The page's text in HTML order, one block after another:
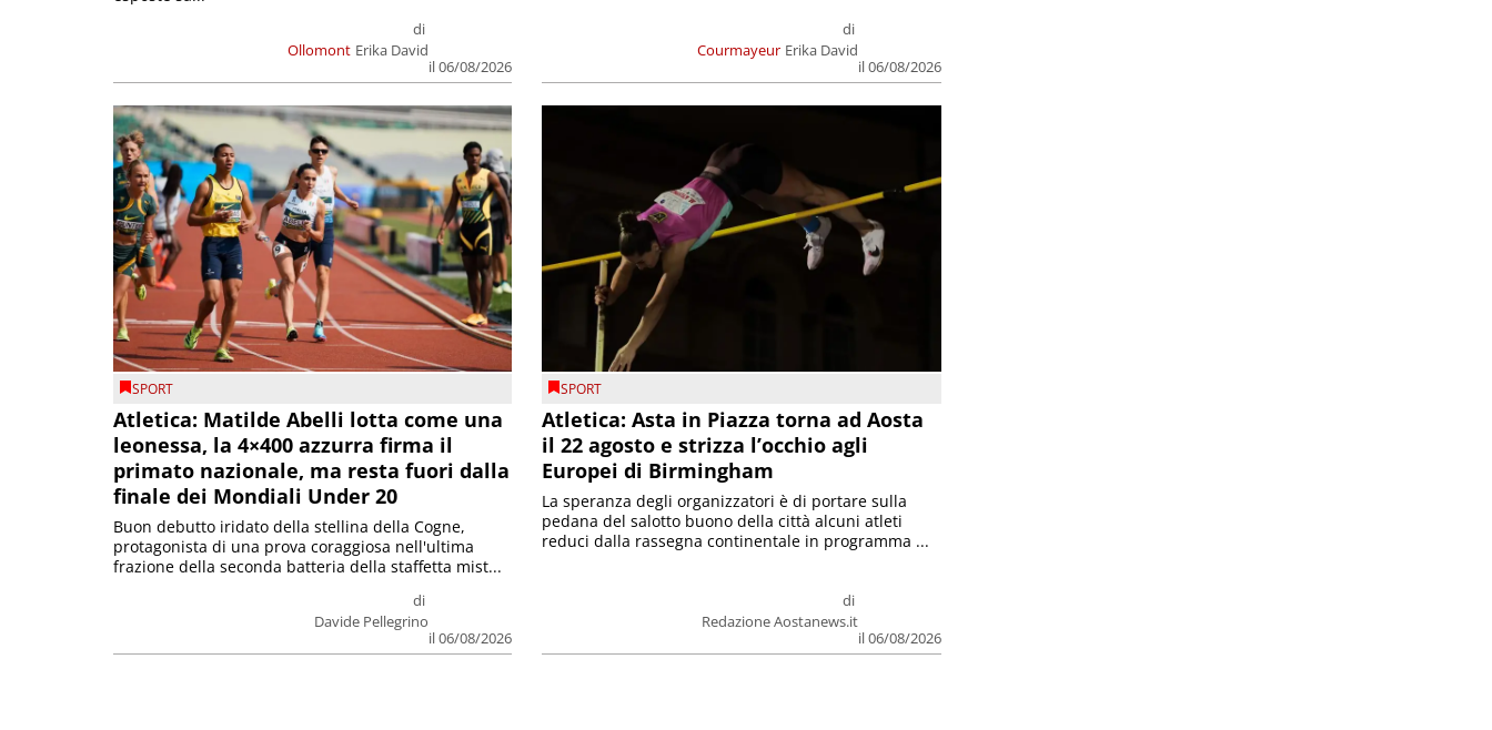
Ollomont
di
Erika David
il 06/08/2026
Courmayeur
di
Erika David
il 06/08/2026
SPORT
Atletica: Matilde Abelli lotta come una
leonessa, la 4×400 azzurra firma il
primato nazionale, ma resta fuori dalla
finale dei Mondiali Under 20
di
Davide Pellegrino
il 06/08/2026
Buon debutto iridato della stellina della Cogne,
protagonista di una prova coraggiosa nell'ultima
frazione della seconda batteria della staffetta mist...
SPORT
Atletica: Asta in Piazza torna ad Aosta
il 22 agosto e strizza l’occhio agli
Europei di Birmingham
di
Redazione Aostanews.it
il 06/08/2026
La speranza degli organizzatori è di portare sulla
pedana del salotto buono della città alcuni atleti
reduci dalla rassegna continentale in programma ...